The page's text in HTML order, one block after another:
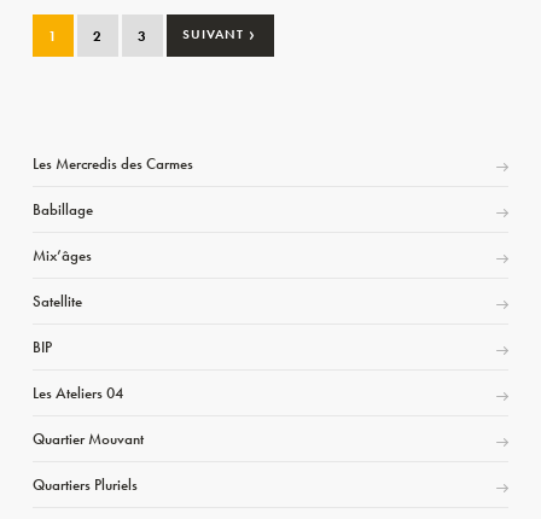
1 2 3 SUIVANT ›
Les Mercredis des Carmes
Babillage
Mix’âges
Satellite
BIP
Les Ateliers 04
Quartier Mouvant
Quartiers Pluriels